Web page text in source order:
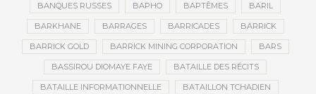
BANQUES RUSSES BAPHO BAPTÊMES BARIL
BARKHANE BARRAGES BARRICADES BARRICK
BARRICK GOLD BARRICK MINING CORPORATION BARS
BASSIROU DIOMAYE FAYE BATAILLE DES RÉCITS
BATAILLE INFORMATIONNELLE BATAILLON TCHADIEN